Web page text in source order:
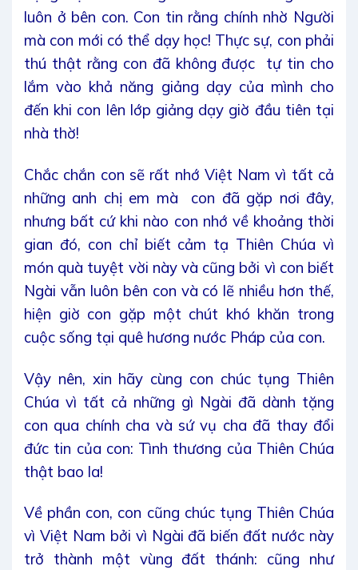
luôn ở bên con. Con tin rằng chính nhờ Người
mà con mới có thể dạy học! Thực sự, con phải
thú thật rằng con đã không được tự tin cho
lắm vào khả năng giảng dạy của mình cho
đến khi con lên lớp giảng dạy giờ đầu tiên tại
nhà thờ!
Chắc chắn con sẽ rất nhớ Việt Nam vì tất cả
những anh chị em mà con đã gặp nơi đây,
nhưng bất cứ khi nào con nhớ về khoảng thời
gian đó, con chỉ biết cảm tạ Thiên Chúa vì
món quà tuyệt vời này và cũng bởi vì con biết
Ngài vẫn luôn bên con và có lẽ nhiều hơn thế,
hiện giờ con gặp một chút khó khăn trong
cuộc sống tại quê hương nước Pháp của con.
Vậy nên, xin hãy cùng con chúc tụng Thiên
Chúa vì tất cả những gì Ngài đã dành tặng
con qua chính cha và sứ vụ cha đã thay đổi
đức tin của con: Tình thương của Thiên Chúa
thật bao la!
Về phần con, con cũng chúc tụng Thiên Chúa
vì Việt Nam bởi vì Ngài đã biến đất nước này
trở thành một vùng đất thánh: cũng như